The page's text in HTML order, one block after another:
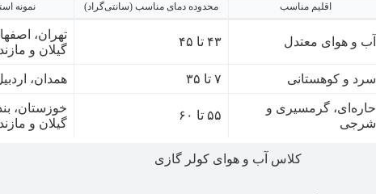
اقلیم مناسب محدوده دمای مناسب (سانتی‌گراد) نمونه
آب ‌و هوای معتدل ۴۳ تا ۴۵
تهران،
گیلان و
سرد و کوهستانی ۷ تا ۳۵ همدان،
حاره‌ای، گرمسیری و
شرجی
۵۵ تا ۶۰
خوزستان،
گیلان و
کلاس آب و هوای کولر گازی